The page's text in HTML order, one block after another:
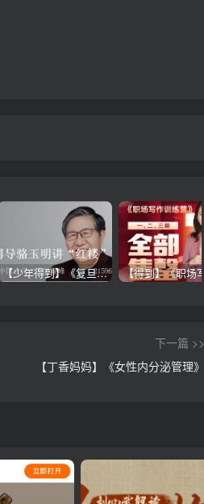
【少年得到】《复旦博导骆玉明讲“红楼”》
下一篇 >>
【丁香妈妈】《女性内分泌管理》